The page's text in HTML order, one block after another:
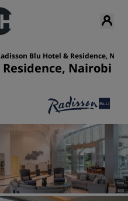
Blu Hotel & Residence,
Nairobi